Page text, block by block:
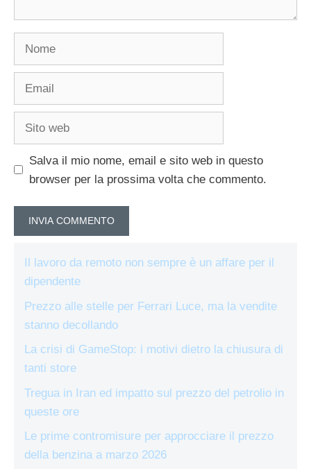
Salva il mio nome, email e sito web in questo
browser per la prossima volta che commento.
Il lavoro da remoto non sempre è un affare per il
dipendente
Prezzo alle stelle per Ferrari Luce, ma la vendite
stanno decollando
La crisi di GameStop: i motivi dietro la chiusura di
tanti store
Tregua in Iran ed impatto sul prezzo del petrolio in
queste ore
Le prime contromisure per approcciare il prezzo
della benzina a marzo 2026